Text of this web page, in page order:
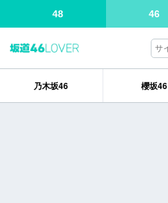
48 46
乃木坂46 櫻坂46